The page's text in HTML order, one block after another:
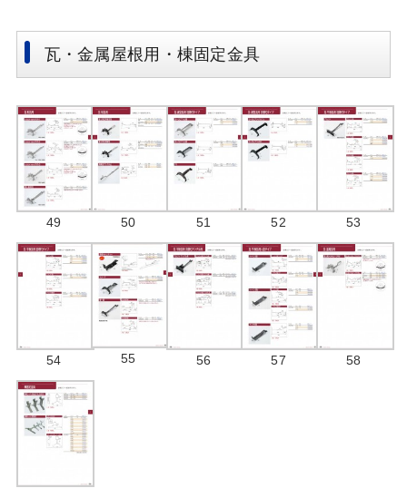
瓦・金属屋根用・棟固定金具
49 50 51 52 53
54 55 56 57 58